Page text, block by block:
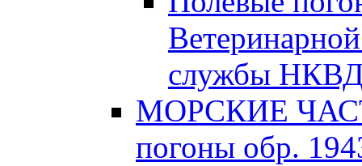
службы НКВД
МОРСКИЕ
погоны обр.